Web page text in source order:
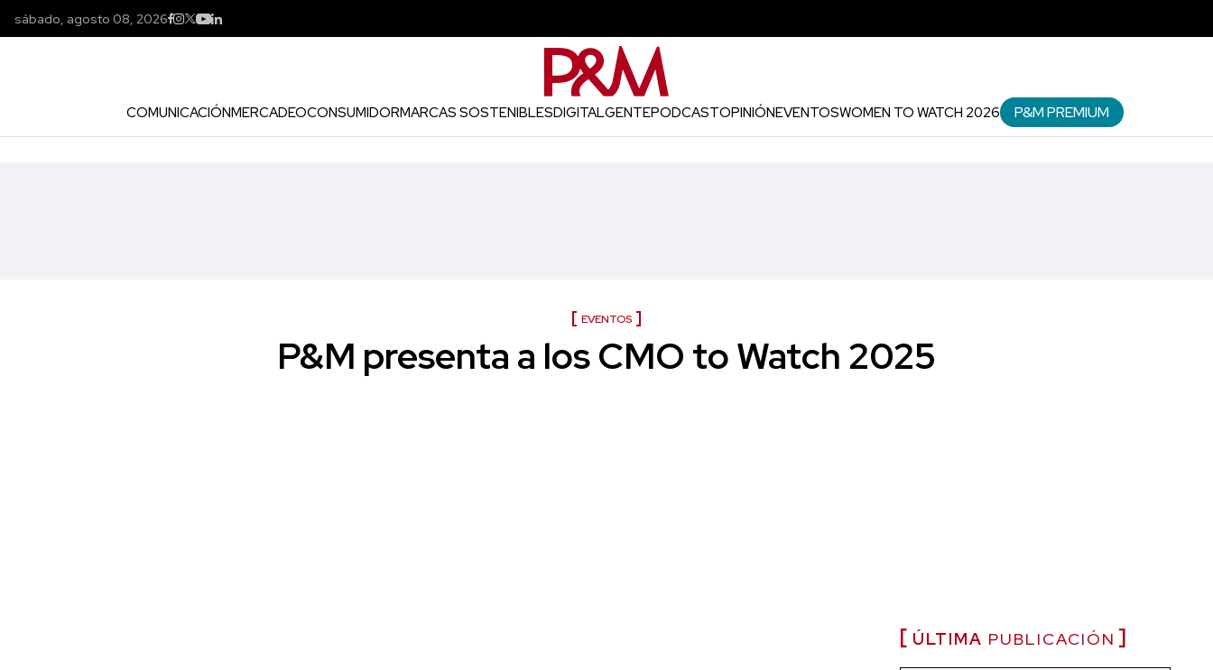
sábado, agosto 08, 2026
COMUNICACIÓNMERCADEOCONSUMIDORMARCAS SOSTENIBLESDIGITALGENTEPODCASTOPINIÓNEVENTOSWOMEN TO WATCH 2026 P&M PREMIUM
EVENTOS
P&M presenta a los CMO to Watch 2025
ÚLTIMA PUBLICACIÓN